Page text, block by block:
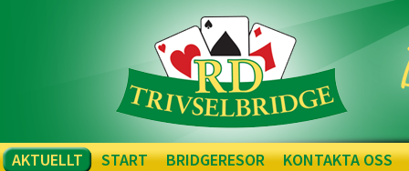
AKTUELLT START BRIDGERESOR KONTAKTA OSS